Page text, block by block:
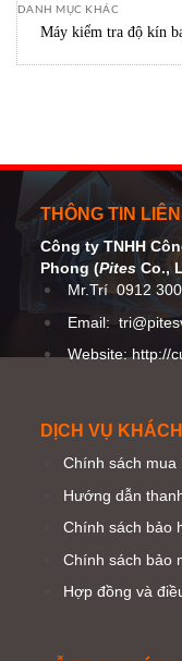
DANH MỤC KHÁC
Máy kiểm tra độ kín
C660B Leak and Seal
THÔNG TIN
Công ty TNHH
Phong (Pites Co.,
Mr.Trí 0912
Email:
Website: http://
DỊCH VỤ
Chính sách mua
Hướng dẫn
Chính sách bảo
Chính sách bảo
Hợp đồng và